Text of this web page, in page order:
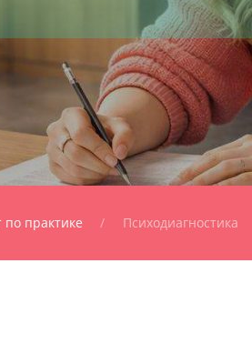
по практике Психодиагностика